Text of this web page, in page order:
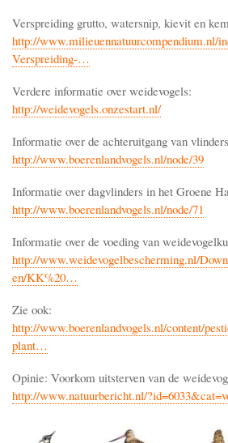
Verspreiding grutto, watersnip, kievit en
http://www.milieuennatuurcompendium.nl/
Verspreiding-…
Verdere informatie over weidevogels:
http://weidevogels.onzestart.nl/
Informatie over de achteruitgang van
http://www.boerenlandvogels.nl/node/39
Informatie over dagvlinders in het Groene
http://www.boerenlandvogels.nl/node/71
Informatie over de voeding van
http://www.weidevogelbescherming.nl/
en/KK%20…
Zie ook:
http://www.boerenlandvogels.nl/content/
plant…
Opinie: Voorkom uitsterven van de
http://www.natuurbericht.nl/